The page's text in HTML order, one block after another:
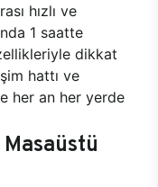
hızlı ve
1 saatte
dikkat
hattı ve
her an her yerde